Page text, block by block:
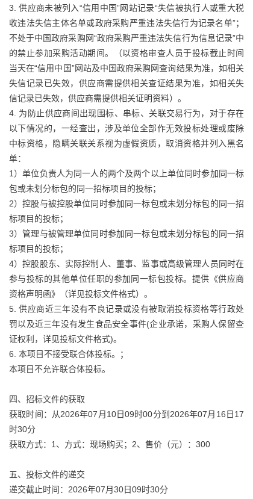
3. 供应商未被列入“信用中国”网站记录“失信被执行人或重大税
收违法失信主体名单或政府采购严重违法失信行为记录名单”；
不处于中国政府采购网“政府采购严重违法失信行为信息记录”中
的禁止参加采购活动期间。（以资格审查人员于投标截止时间
当天在“信用中国”网站及中国政府采购网查询结果为准，如相关
失信记录已失效，供应商需提供相关查证结果为准，如相关失
信记录已失效，供应商需提供相关证明资料）。
4. 为防止供应商间出现围标、串标、关联交易行为，对于存在
以下情况的，一经查出，涉及单位全部作无效投标处理或废除
中标资格，隐瞒关联关系视为虚假资质，取消资格并列入黑名
单：
1）单位负责人为同一人的两个及两个以上单位同时参加同一标
包或未划分标包的同一招标项目的投标；
2）控股与被控股单位同时参加同一标包或未划分标包的同一招
标项目的投标；
3）管理与被管理单位同时参加同一标包或未划分标包的同一招
标项目的投标；
4）控股股东、实际控制人、董事、监事或高级管理人员同时在
参与投标的其他单位任职的参加同一标包投标。提供《供应商
资格声明函》（详见投标文件格式）。
5. 供应商近三年没有不良记录或没有被取消投标资格等行政处
罚以及近三年没有发生食品安全事件(企业承诺，采购人保留查
证权利，详见投标文件格式)。
6. 本项目不接受联合体投标。；
本项目不允许联合体投标。
四、招标文件的获取
获取时间：从2026年07月10日09时00分到2026年07月16日17
时30分
获取方式：1、方式：现场购买；2、售价（元）：300
五、投标文件的递交
递交截止时间：2026年07月30日09时30分